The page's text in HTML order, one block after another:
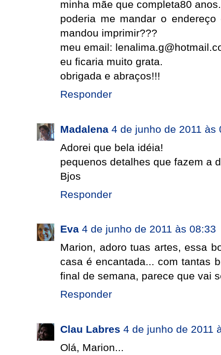
minha mãe que completa80 anos.
poderia me mandar o
mandou imprimir???
meu email:
eu ficaria muito grata.
obrigada e abraços!!!
Responder
Madalena 4 de junho de 2011 às
Adorei que bela idéia!
pequenos detalhes que fazem a
Bjos
Responder
Eva 4 de junho de 2011 às 08:33
Marion, adoro tuas artes, essa
casa é encantada... com tantas
final de semana, parece que vai
Responder
Clau Labres 4 de junho de 2011
Olá, Marion...